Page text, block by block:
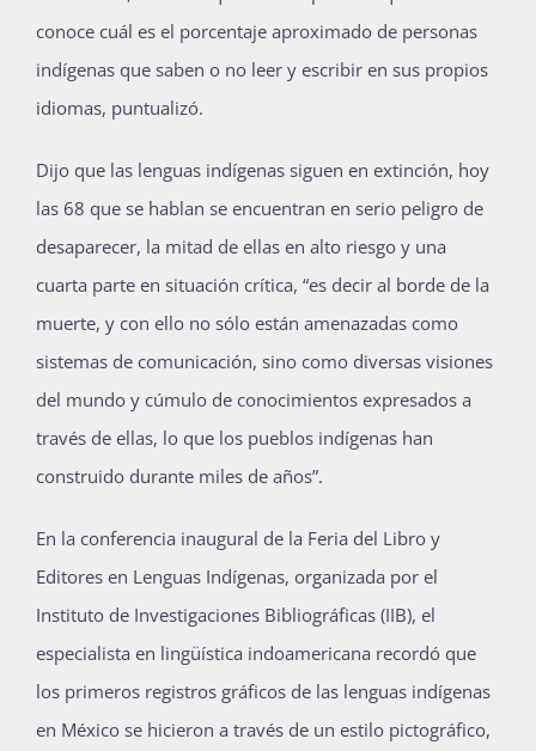
conoce cuál es el porcentaje aproximado de personas
indígenas que saben o no leer y escribir en sus propios
idiomas, puntualizó.
Dijo que las lenguas indígenas siguen en extinción, hoy
las 68 que se hablan se encuentran en serio peligro de
desaparecer, la mitad de ellas en alto riesgo y una
cuarta parte en situación crítica, “es decir al borde de la
muerte, y con ello no sólo están amenazadas como
sistemas de comunicación, sino como diversas visiones
del mundo y cúmulo de conocimientos expresados a
través de ellas, lo que los pueblos indígenas han
construido durante miles de años”.
En la conferencia inaugural de la Feria del Libro y
Editores en Lenguas Indígenas, organizada por el
Instituto de Investigaciones Bibliográficas (IIB), el
especialista en lingüística indoamericana recordó que
los primeros registros gráficos de las lenguas indígenas
en México se hicieron a través de un estilo pictográfico,